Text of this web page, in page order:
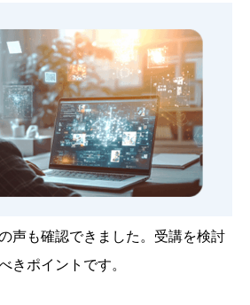
声も確認できました。受講を検討
きポイントです。